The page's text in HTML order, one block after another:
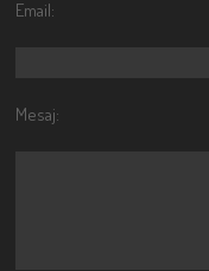
Email:
Mesaj: